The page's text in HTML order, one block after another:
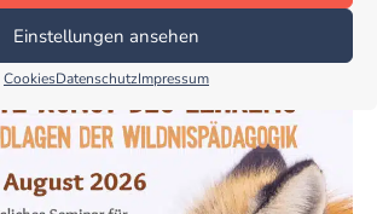
Einstellungen ansehen
CookiesDatenschutzImpressum